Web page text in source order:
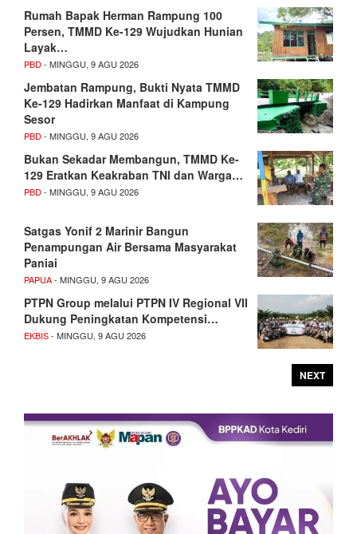
Rumah Bapak Herman Rampung 100
Persen, TMMD Ke-129 Wujudkan Hunian
Layak…
PBD- MINGGU, 9 AGU 2026
Jembatan Rampung, Bukti Nyata TMMD
Ke-129 Hadirkan Manfaat di Kampung
Sesor
PBD- MINGGU, 9 AGU 2026
Bukan Sekadar Membangun, TMMD Ke-
129 Eratkan Keakraban TNI dan Warga…
PBD- MINGGU, 9 AGU 2026
Satgas Yonif 2 Marinir Bangun
Penampungan Air Bersama Masyarakat
Paniai
PAPUA- MINGGU, 9 AGU 2026
PTPN Group melalui PTPN IV Regional VII
Dukung Peningkatan Kompetensi…
EKBIS- MINGGU, 9 AGU 2026
NEXT